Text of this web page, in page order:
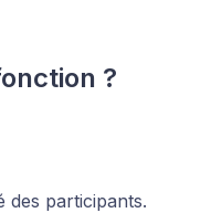
?
des participants.